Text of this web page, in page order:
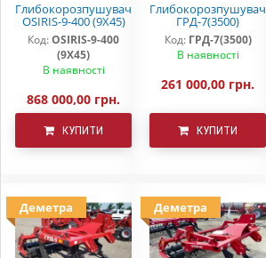
Глибокорозпушувач
OSIRIS-9-400 (9Х45)
Код:OSIRIS-9-400
(9Х45)
В наявності
868 000,00 грн.
КУПИТИ
Глибокорозпушувач
ГРД-7(3500)
Код: ГРД-7(3500)
В наявності
261 000,00 грн.
КУПИТИ
Деметра Деметра